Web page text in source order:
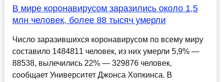
В мире коронавирусом заразились около 1,5
млн человек, более 88 тысяч умерли
Число заразившихся коронавирусом по всему миру
составило 1484811 человек, из них умерли 5,9% —
88538, вылечились 22% — 329876 человек,
сообщает Университет Джонса Хопкинса. В